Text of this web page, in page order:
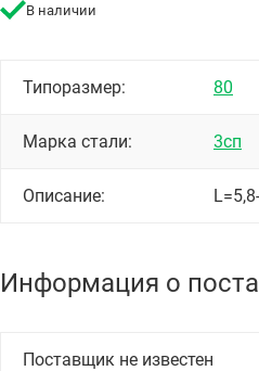
В наличии
Типоразмер: 80
Марка стали: 3сп
Описание:
Информация о
Поставщик не известен